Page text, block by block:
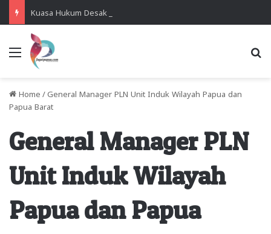
Menu
Home / General Manager PLN Unit Induk Wilayah Papua dan
Papua Barat
General Manager PLN
Unit Induk Wilayah
Papua dan Papua